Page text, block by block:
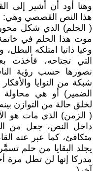
وهنا أود أن أشير إلى
هذا النص القصصي وهي:
( الحلم) الذي شكل
موت هذا الحلم في خاتمة
وعيا ذاتيا امتلكه
التي تجتاحه، فأخذت
نصورها حسب رؤية
شبكة من النوايا
الضمير) أو هي
لخلق حالة من التوازن
( الزمن) الذي مات هو
داخل النص، جعل من
متكافئ، كما عبر عنه
يجلد البقايا من حلم
مدركا إنها لن تطل مرة